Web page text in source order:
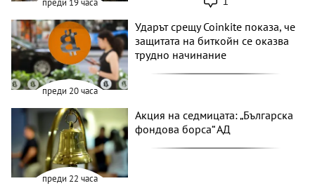
преди 19 часа
преди 20 часа
Ударът срещу Coinkite показа, че
защитата на биткойн се оказва
трудно начинание
преди 22 часа
Акция на седмицата: „Българска
фондова борса“ АД